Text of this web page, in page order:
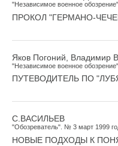
"Независимое военное
ПРОКОЛ "ГЕРМАНО-
Яков Погоний, Владимир
"Независимое военное
ПУТЕВОДИТЕЛЬ ПО
С.ВАСИЛЬЕВ
"Обозреватель". № 3 март 1999
НОВЫЕ ПОДХОДЫ К